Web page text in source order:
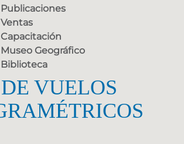
Publicaciones
Ventas
Capacitación
Museo Geográfico
Biblioteca
VUELOS